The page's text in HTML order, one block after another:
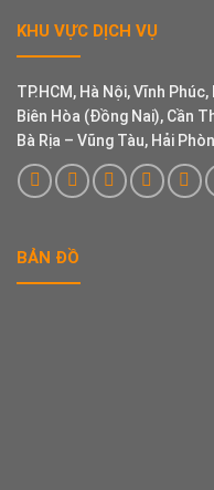
KHU VỰC DỊCH VỤ
TP.HCM, Hà Nội, Vĩnh
Biên Hòa (Đồng Nai), Cần
Bà Rịa – Vũng Tàu, Hải
BẢN ĐỒ